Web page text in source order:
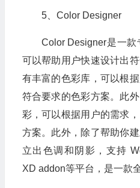
5、Color Designer
Color Designer是一
可以帮助用户快速设计出
有丰富的色彩库，可以根
符合要求的色彩方案。此
彩，可以根据用户的需求
方案。此外，除了帮助你
立出色调和阴影，支持
XD addon等平台，是一款